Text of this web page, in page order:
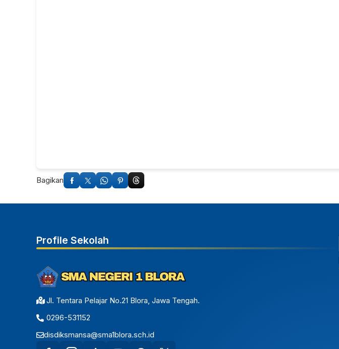
Bagikan
Profile Sekolah
Jl. Tentara Pelajar No.21 Blora, Jawa Tengah.
0296-531152
disdiksmansa@sma1blora.sch.id